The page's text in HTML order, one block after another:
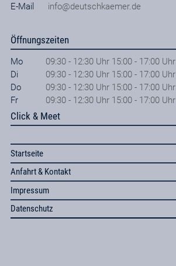
E-Mail
info@deutschkaemer.de
Öffnungszeiten
Mo
09:30 - 12:30 Uhr 15:00 - 17:00 Uhr
Di
09:30 - 12:30 Uhr 15:00 - 17:00 Uhr
Do
09:30 - 12:30 Uhr 15:00 - 17:00 Uhr
Fr
09:30 - 12:30 Uhr 15:00 - 17:00 Uhr
Click & Meet
Startseite
Anfahrt & Kontakt
Impressum
Datenschutz